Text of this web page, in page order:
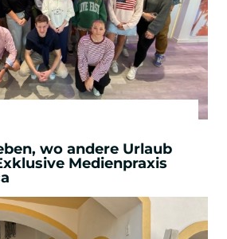
wo andere Urlaub
Medienpraxis